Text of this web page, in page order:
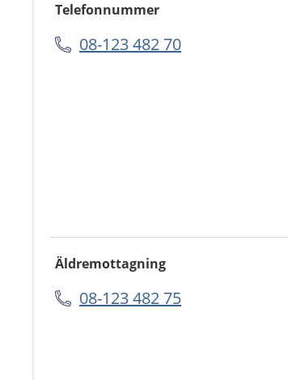
Telefonnummer
08-123 482 70
Äldremottagning
08-123 482 75